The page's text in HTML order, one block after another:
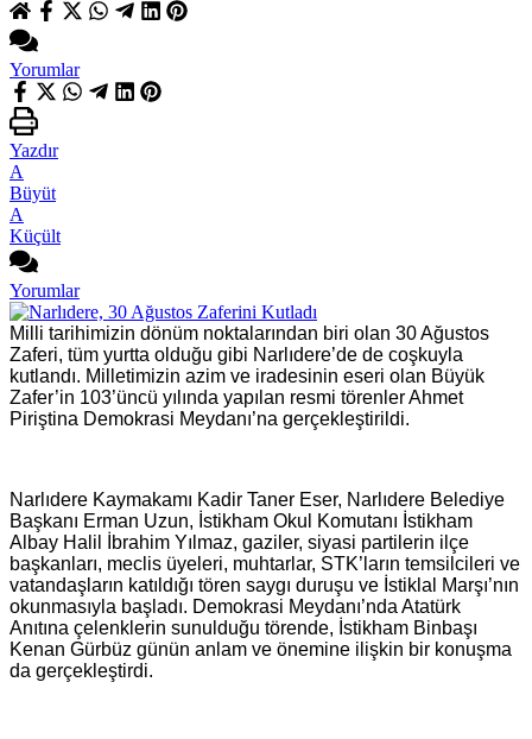
Yorumlar
Yazdır
A
Büyüt
A
Küçült
Yorumlar
Milli tarihimizin dönüm noktalarından biri olan 30 Ağustos
Zaferi, tüm yurtta olduğu gibi Narlıdere’de de coşkuyla
kutlandı. Milletimizin azim ve iradesinin eseri olan Büyük
Zafer’in 103’üncü yılında yapılan resmi törenler Ahmet
Piriştina Demokrasi Meydanı’na gerçekleştirildi.
Narlıdere Kaymakamı Kadir Taner Eser, Narlıdere Belediye
Başkanı Erman Uzun, İstikham Okul Komutanı İstikham
Albay Halil İbrahim Yılmaz, gaziler, siyasi partilerin ilçe
başkanları, meclis üyeleri, muhtarlar, STK’ların temsilcileri ve
vatandaşların katıldığı tören saygı duruşu ve İstiklal Marşı’nın
okunmasıyla başladı. Demokrasi Meydanı’nda Atatürk
Anıtına çelenklerin sunulduğu törende, İstikham Binbaşı
Kenan Gürbüz günün anlam ve önemine ilişkin bir konuşma
da gerçekleştirdi.